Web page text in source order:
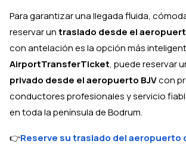
Para garantizar una llegada fluida,
reservar untraslado desde el
con antelación es la opción más
AirportTransferTicket, puede reservar
privado desde el aeropuerto BJVcon
conductores profesionales y servicio
en toda la península de Bodrum.
👉Reserve su traslado del aeropuerto